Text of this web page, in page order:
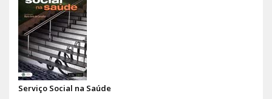
Serviço Social na Saúde